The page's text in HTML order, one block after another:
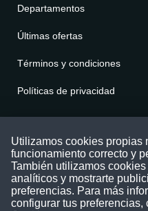
Departamentos
Últimas ofertas
Términos y condiciones
Políticas de privacidad
Puede comunicarse con
nuestras redes sociales o del
Siguenos en:
Utilizamos cookies propias
funcionamiento correcto y
También utilizamos
analíticos y mostrarte
preferencias. Para más
configurar tus preferencias,